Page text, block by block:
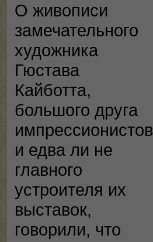
О живописи
замечательного
художника
Гюстава
Кайботта,
большого друга
импрессионистов
и едва ли не
главного
устроителя их
выставок,
говорили, что